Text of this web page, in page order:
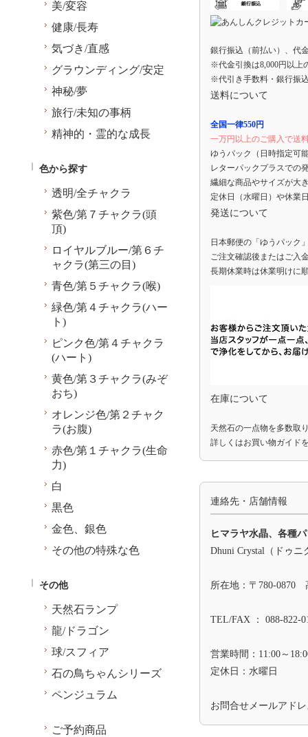
銀行振込（前払い）、代
※代金引換は8,000円以上
※代引き手数料・銀行振
送料について
全国一律550円
一万円以上のご購入で送
ゆうパック（日時指定可
レターパックプラスでの
繊細な商品やサイズが大
定休日（水曜日）や休業
発送について
日本郵便の「ゆうパック
ご注文確認後またはご入
長期休業時は休業明けに
在庫について
天然石の一点物を多数取
詳しくはお買い物ガイド
連絡先・店舗情報
ヒマラヤ水晶、各種
Dhuni Crystal（ドゥニ
所在地：〒780-0870
TEL/FAX ： 088-822-
営業時間：11:00～
定休日：水曜日
お問合せメールアド
美/変容
健康/長寿
気づき/直感
グラウンディング/安定
神秘/夢
旅行/未知の事柄
精神的・霊的な成長
色から探す
透明/全チャクラ
紫色/第７チャクラ(頭
頂)
ロイヤルブルー/第６チ
ャクラ(第三の目)
青色/第５チャクラ(喉)
緑色/第４チャクラ(ハー
ト)
ピンク色/第４チャクラ
(ハート)
黄色/第３チャクラ(みぞ
おち)
オレンジ色/第２チャク
ラ(お腹)
赤色/第１チャクラ(生命
力)
白
黒色
金色、銀色
その他の特殊な色
その他
天然石ランプ
龍/ドラゴン
球/スフィア
石の鳥ちゃんシリーズ
ペンジュラム
ご予約商品